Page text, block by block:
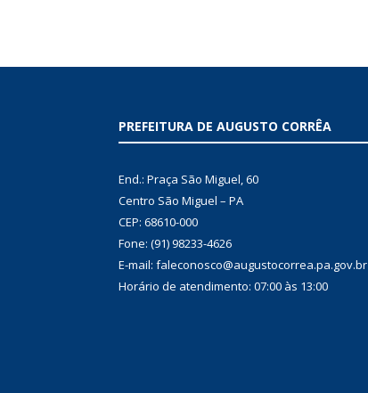
PREFEITURA DE AUGUSTO CORRÊA
End.: Praça São Miguel, 60
Centro São Miguel – PA
CEP: 68610-000
Fone: (91) 98233-4626
E-mail: faleconosco@augustocorrea.pa.gov.br
Horário de atendimento: 07:00 às 13:00